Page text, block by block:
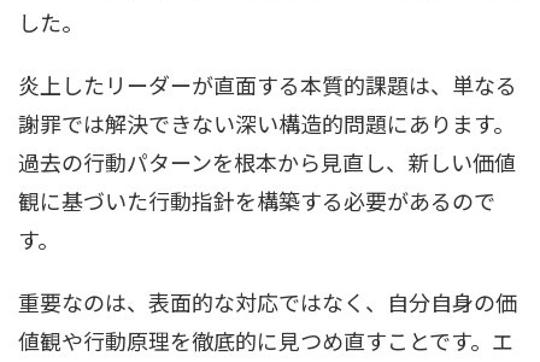
した。
炎上したリーダーが直面する本質的課題は、単なる
謝罪では解決できない深い構造的問題にあります。
過去の行動パターンを根本から見直し、新しい価値
観に基づいた行動指針を構築する必要があるので
す。
重要なのは、表面的な対応ではなく、自分自身の価
値観や行動原理を徹底的に見つめ直すことです。エ